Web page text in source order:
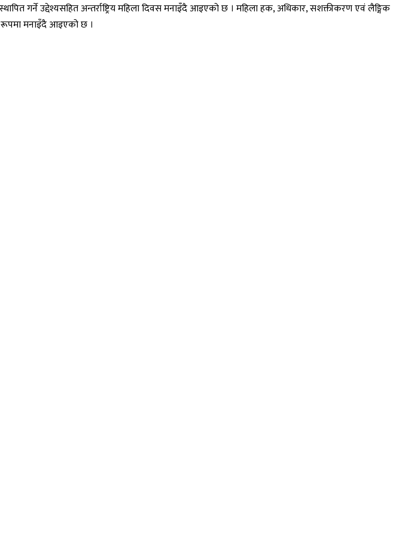
गर्ने उद्देश्यसहित अन्तर्राष्ट्रिय महिला दिवस मनाइँदै आइएको छ । महिला हक, अधिकार, सशक्तीकरण एवं लैङ्गिक
रूपमा मनाइँदै आइएको छ ।